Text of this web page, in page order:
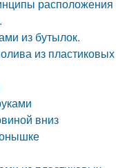
расположения
из бутылок.
из пластиковых
вниз